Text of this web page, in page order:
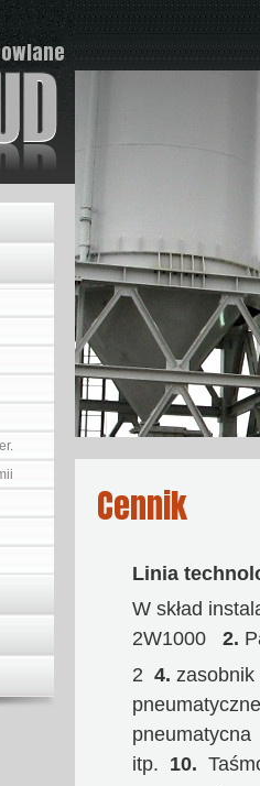
Cennik
Linia
W skład
2W1000 2.
2 4.
pneumatycna
itp. 10.